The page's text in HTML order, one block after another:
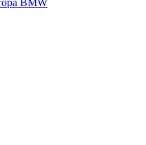
BMW